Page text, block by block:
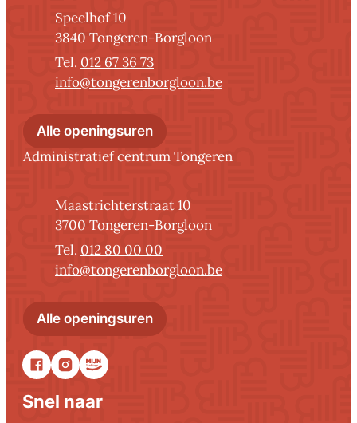
AdresSpeelhof 10
,3840 Tongeren-Borgloon
012 67 36 73
E-mailinfo@tongerenborgloon.be
Alle openingsurenAdministratief centrum
Administratief centrum Tongeren
AdresMaastrichterstraat 10
,3700 Tongeren-Borgloon
012 80 00 00
E-mailinfo@tongerenborgloon.be
Alle openingsurenAdministratief centrum
Snel naar
Facebook
InstagramStadsapp